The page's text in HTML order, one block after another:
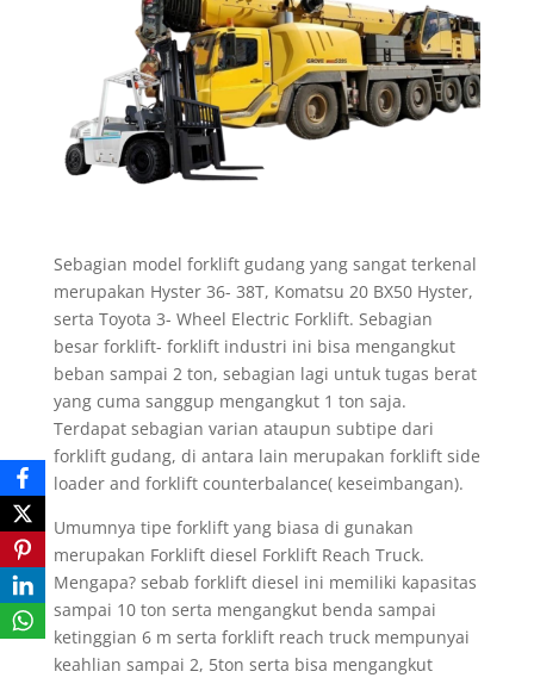
Sebagian model forklift gudang yang sangat terkenal
merupakan Hyster 36- 38T, Komatsu 20 BX50 Hyster,
serta Toyota 3- Wheel Electric Forklift. Sebagian
besar forklift- forklift industri ini bisa mengangkut
beban sampai 2 ton, sebagian lagi untuk tugas berat
yang cuma sanggup mengangkut 1 ton saja.
Terdapat sebagian varian ataupun subtipe dari
forklift gudang, di antara lain merupakan forklift side
loader and forklift counterbalance( keseimbangan).
Umumnya tipe forklift yang biasa di gunakan
merupakan Forklift diesel Forklift Reach Truck.
Mengapa? sebab forklift diesel ini memiliki kapasitas
sampai 10 ton serta mengangkut benda sampai
ketinggian 6 m serta forklift reach truck mempunyai
keahlian sampai 2, 5ton serta bisa mengangkut